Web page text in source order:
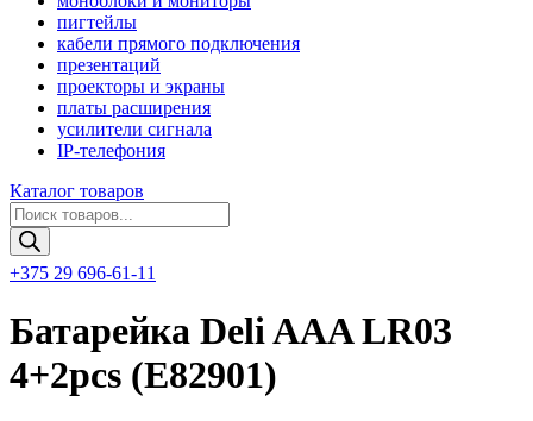
пигтейлы
кабели прямого подключения
презентаций
проекторы и экраны
платы расширения
усилители сигнала
IP-телефония
Каталог товаров
Поиск
товаров
+375 29 696-61-11
Батарейка Deli AAA LR03
4+2pcs (E82901)